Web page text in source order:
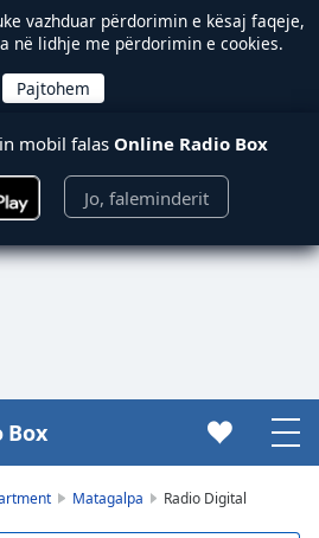
vazhduar përdorimin e kësaj faqeje,
në lidhje me përdorimin e cookies.
mobil falas Online Radio Box
Jo, faleminderit
Box
Matagalpa Radio Digital